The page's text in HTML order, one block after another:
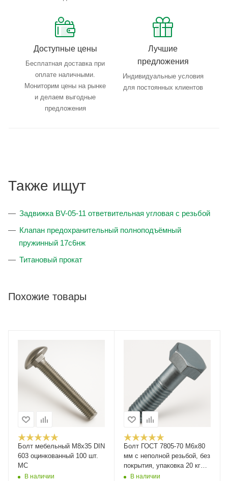
Доступные цены
Бесплатная доставка при
оплате наличными.
Мониторим цены на рынке
и делаем выгодные
предложения
Лучшие
предложения
Индивидуальные условия
для постоянных клиентов
Также ищут
Задвижка BV-05-11 ответвительная угловая с резьбой
Клапан предохранительный полноподъёмный
пружинный 17с6нж
Титановый прокат
Похожие товары
Болт мебельный M8x35 DIN
603 оцинкованный 100 шт.
МС
В наличии
Болт ГОСТ 7805-70 М6х80
мм с неполной резьбой, без
покрытия, упаковка 20 кг
ММКВ наличии